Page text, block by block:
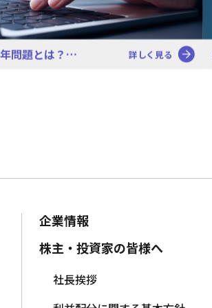
問題とは？… 詳しく見る
企業情報
株主・投資家の皆様へ
社長挨拶